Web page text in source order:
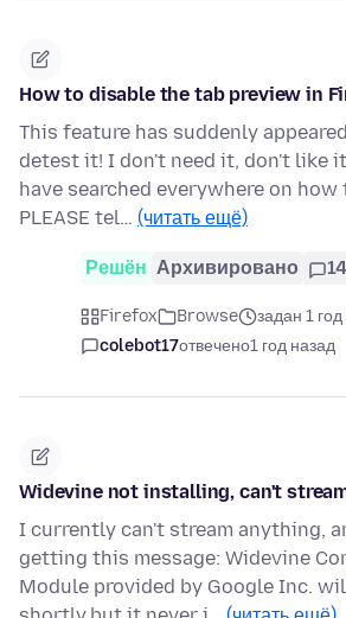
How to disable the tab preview in
This feature has suddenly
detest it! I don't need it, don't like
have searched everywhere on
PLEASE tel… (читать ещё)
Решён Архивировано 14
Firefox Browse
задан 1
colebot17отвечено1 год назад
Widevine not installing, can't
I currently can't stream anything,
getting this message: Widevine
Module provided by Google Inc.